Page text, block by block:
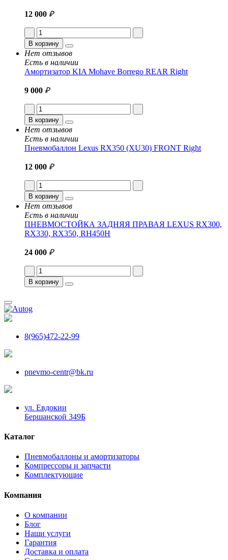
12 000 ₽
В корзину
Нет отзывов
Есть в наличии
Амортизатор KIA Mohave Borrego REAR Right
9 000 ₽
В корзину
Нет отзывов
Есть в наличии
Пневмобаллон Lexus RX350 (XU30) FRONT Right
12 000 ₽
В корзину
Нет отзывов
Есть в наличии
ПНЕВМОСТОЙКА ЗАДНЯЯ ПРАВАЯ LEXUS RX300,
RX330, RX350, RH450H
24 000 ₽
В корзину
8(965)472-22-99
pnevmo-centr@bk.ru
ул. Евдокии
Бершанской 349Б
Каталог
Пневмобаллоны и амортизаторы
Компрессоры и запчасти
Комплектующие
Компания
О компании
Блог
Наши услуги
Гарантия
Доставка и оплата